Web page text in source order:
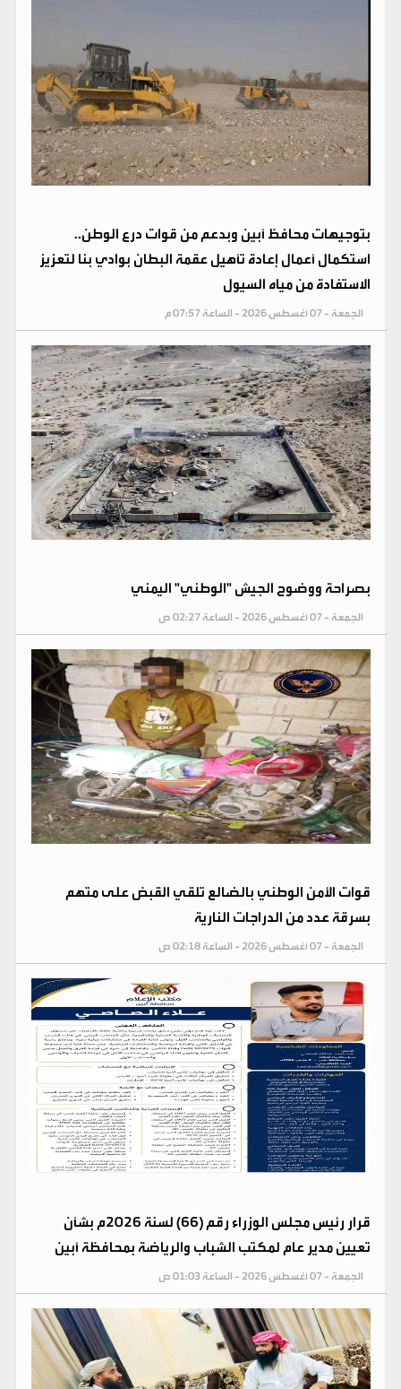
بتوجيهات محافظ أبين وبدعم من قوات درع الوطن..
استكمال أعمال إعادة تأهيل عقمة البطان بوادي بنا لتعزيز
الاستفادة من مياه السيول
الجمعة - 07 أغسطس 2026 - الساعة 07:57 م
بصراحة ووضوح الجيش "الوطني" اليمني
الجمعة - 07 أغسطس 2026 - الساعة 02:27 ص
قوات الأمن الوطني بالضالع تلقي القبض على متهم
بسرقة عدد من الدراجات النارية
الجمعة - 07 أغسطس 2026 - الساعة 02:18 ص
قرار رئيس مجلس الوزراء رقم (66) لسنة 2026م بشأن
تعيين مدير عام لمكتب الشباب والرياضة بمحافظة أبين
الجمعة - 07 أغسطس 2026 - الساعة 01:03 ص